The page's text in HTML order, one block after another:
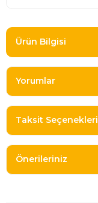
Ürün Bilgisi
Yorumlar
Taksit Seçenekleri
Önerileriniz